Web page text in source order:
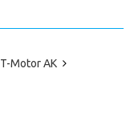
T-Motor AK